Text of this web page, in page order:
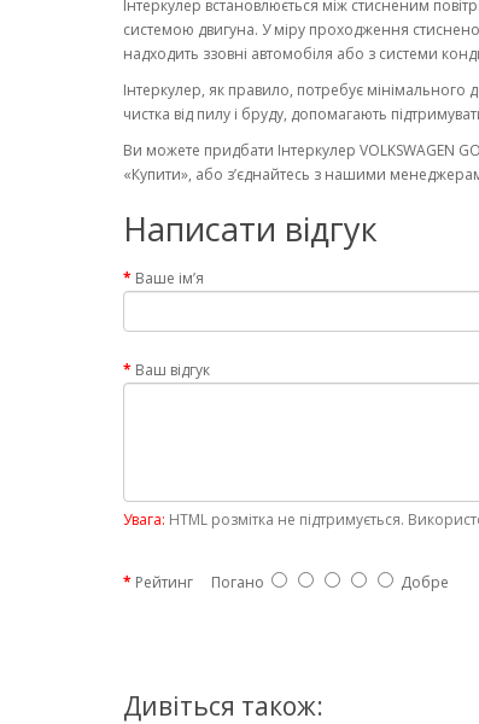
Інтеркулер встановлюється між стисненим
системою двигуна. У міру проходження
надходить ззовні автомобіля або з системи
Інтеркулер, як правило, потребує мінімального
чистка від пилу і бруду, допомагають
Ви можете придбати Інтеркулер VOLKSWAGEN
«Купити», або з’єднайтесь з нашими
Написати відгук
Ваше ім’я
Ваш відгук
Увага: HTML розмітка не підтримується.
Рейтинг Погано Добре
Дивіться також: